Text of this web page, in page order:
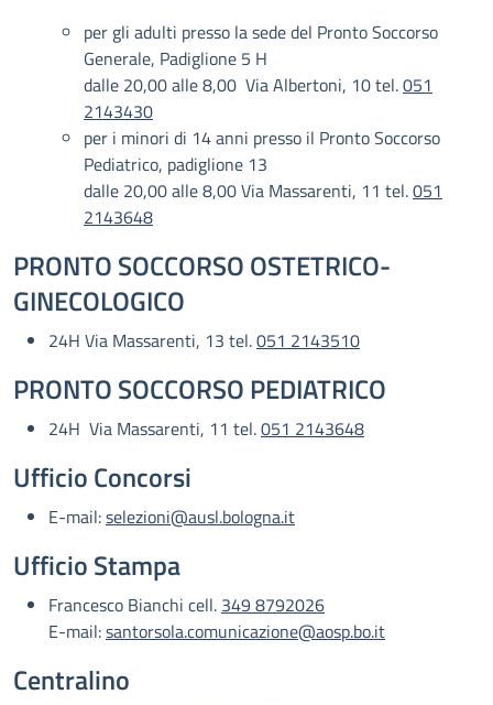
per gli adulti presso la sede del Pronto Soccorso
Generale, Padiglione 5 H
dalle 20,00 alle 8,00 Via Albertoni, 10 tel.051
2143430
per i minori di 14 anni presso il Pronto Soccorso
Pediatrico, padiglione 13
dalle 20,00 alle 8,00 Via Massarenti, 11 tel.051
2143648
PRONTO SOCCORSO OSTETRICO-
GINECOLOGICO
24H Via Massarenti, 13 tel.051 2143510
PRONTO SOCCORSO PEDIATRICO
24H Via Massarenti, 11 tel.051 2143648
Ufficio Concorsi
E-mail:selezioni@ausl.bologna.it
Ufficio Stampa
Francesco Bianchi cell. 349 8792026
E-mail:santorsola.comunicazione@aosp.bo.it
Centralino